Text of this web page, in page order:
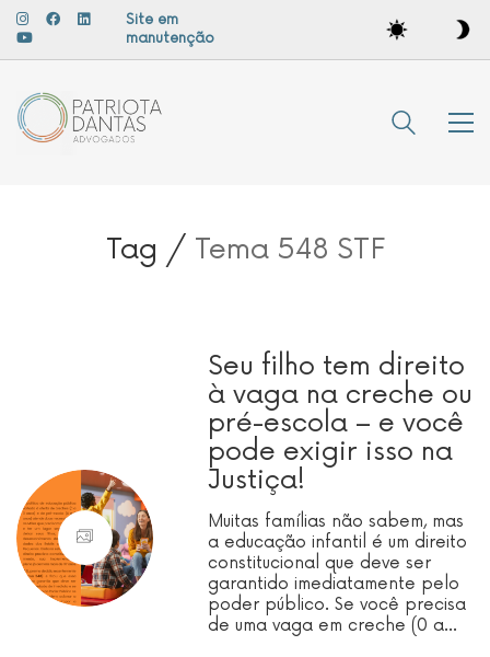
Site em
manutenção
Tag / Tema 548 STF
Seu filho tem direito
à vaga na creche ou
pré-escola – e você
pode exigir isso na
Justiça!
Muitas famílias não sabem, mas
a educação infantil é um direito
constitucional que deve ser
garantido imediatamente pelo
poder público. Se você precisa
de uma vaga em creche (0 a…